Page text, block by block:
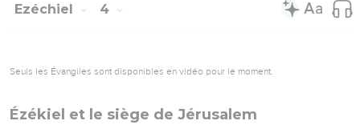
Ezéchiel 4
Seuls les Évangiles sont disponibles en vidéo pour le moment.
Ézékiel et le siège de Jérusalem